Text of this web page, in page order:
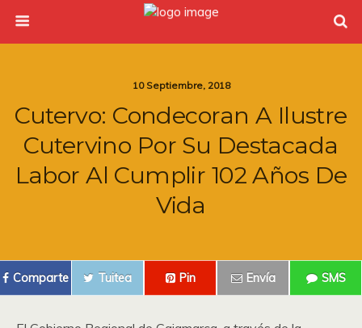
10 Septiembre, 2018
Cutervo: Condecoran A Ilustre
Cutervino Por Su Destacada
Labor Al Cumplir 102 Años De
Vida
Comparte Tuitea Pin Envía SMS